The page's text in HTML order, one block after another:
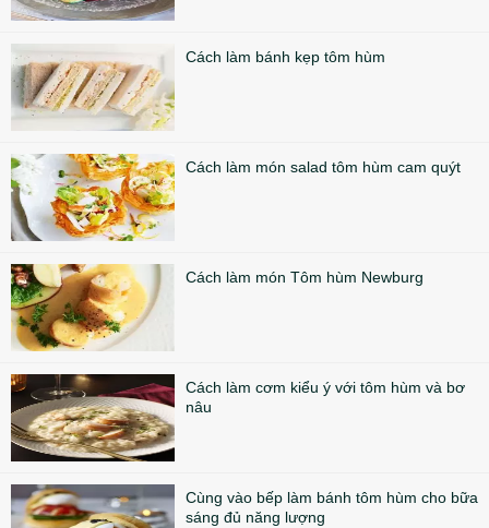
Cách làm bánh kẹp tôm hùm
Cách làm món salad tôm hùm cam quýt
Cách làm món Tôm hùm Newburg
Cách làm cơm kiểu ý với tôm hùm và bơ
nâu
Cùng vào bếp làm bánh tôm hùm cho bữa
sáng đủ năng lượng